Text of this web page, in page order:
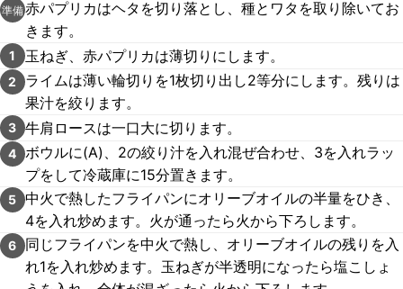
準備赤パプリカはヘタを切り落とし、種とワタを取り除いてお
きます。
1 玉ねぎ、赤パプリカは薄切りにします。
2
ライムは薄い輪切りを1枚切り出し2等分にします。残りは
果汁を絞ります。
3 牛肩ロースは一口大に切ります。
4 ボウルに(A)、2の絞り汁を入れ混ぜ合わせ、3を入れラッ
プをして冷蔵庫に15分置きます。
5 中火で熱したフライパンにオリーブオイルの半量をひき、
4を入れ炒めます。火が通ったら火から下ろします。
6
同じフライパンを中火で熱し、オリーブオイルの残りを入
れ1を入れ炒めます。玉ねぎが半透明になったら塩こしょ